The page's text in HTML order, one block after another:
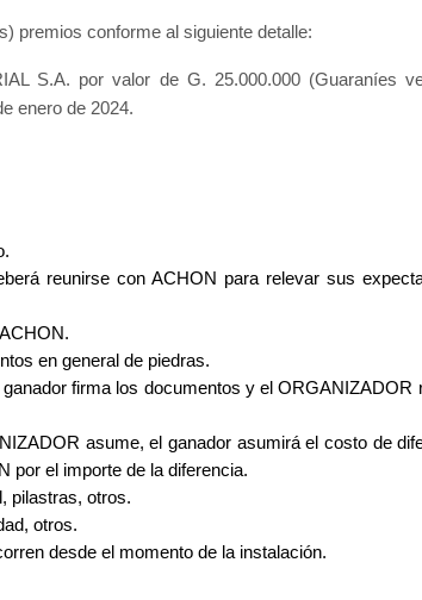
premios conforme al siguiente detalle:
S.A. por valor de G. 25.000.000 (Guaraníes
enero de 2024.
reunirse con ACHON para relevar sus
en general de piedras.
firma los documentos y el ORGANIZADOR
asume, el ganador asumirá el costo de
por el importe de la diferencia.
pilastras, otros.
otros.
desde el momento de la instalación.